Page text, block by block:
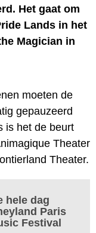
Het gaat om
Lands in het
Magician in
moeten de
gepauzeerd
is het de beurt
Theater
Theater.
hele dag
Paris
Festival